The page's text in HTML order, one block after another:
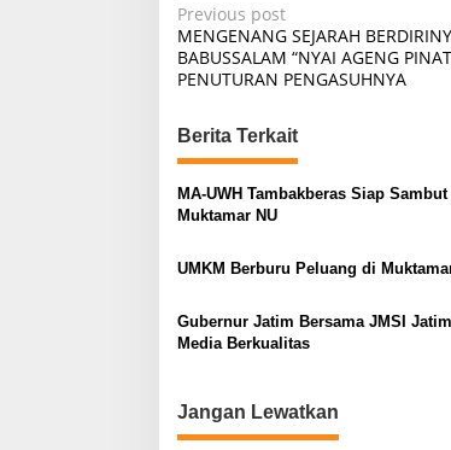
P
o
s
t
n
a
v
i
a
t
o
Previous post
MENGENANG SEJARAH
BABUSSALAM “NYAI AGENG
PENUTURAN PENGASUHNYA
Berita Terkait
MA-UWH Tambakberas Siap
Muktamar NU
UMKM Berburu Peluang di
Gubernur Jatim Bersama JMSI
Media Berkualitas
Jangan Lewatkan